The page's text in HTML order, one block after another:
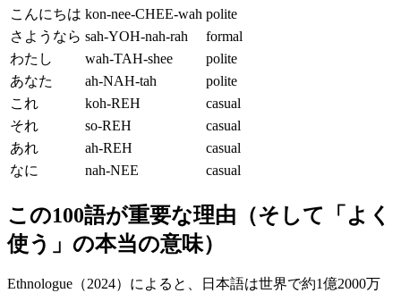
こんにちは kon-nee-CHEE-wah polite
さようなら sah-YOH-nah-rah
formal
わたし
wah-TAH-shee
polite
あなた
ah-NAH-tah
polite
これ
koh-REH
casual
それ
so-REH
casual
あれ
ah-REH
casual
なに
nah-NEE casual
この100語が重要な理由（そして「よく
使う」の本当の意味）
Ethnologue（2024）によると、日本語は世界で約1億2000万